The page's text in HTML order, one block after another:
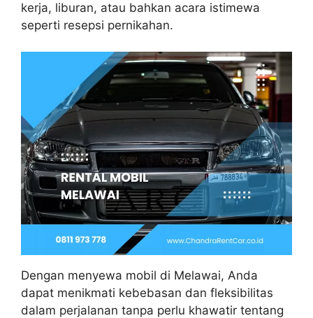
kerja, liburan, atau bahkan acara istimewa
seperti resepsi pernikahan.
Dengan menyewa mobil di Melawai, Anda
dapat menikmati kebebasan dan fleksibilitas
dalam perjalanan tanpa perlu khawatir tentang